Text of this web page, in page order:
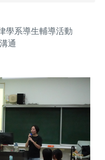
學系導生輔導活動
通